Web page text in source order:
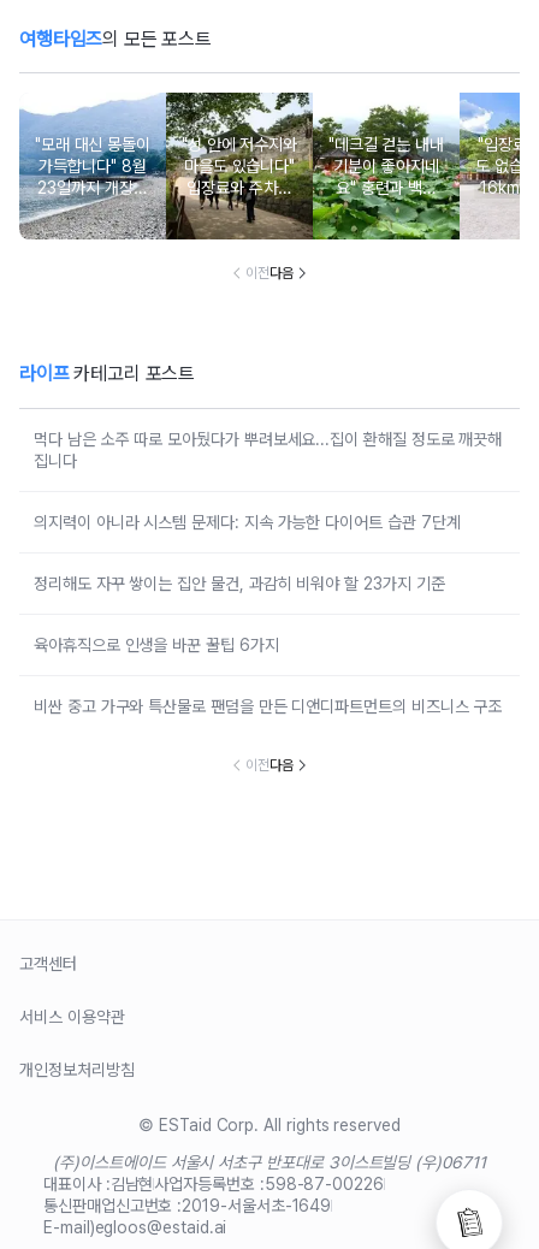
여행타임즈의 모든 포스트
"모래 대신 몽돌이
가득합니다" 8월
23일까지 개장되
는 조용한 몽돌 해
수욕장
"성 안에 저수지와
마을도 있습니다"
입장료와 주차비
도 무료인 성벽 산
책 코스
"데크길 걷는 내내
기분이 좋아지네
요" 홍련과 백련
연꽃이 가득한 입
장료 무료 여행지
"입장료
도 없습
16km
이전다음
라이프카테고리 포스트
먹다 남은 소주 따로 모아뒀다가 뿌려보세요...집이 환해질 정도로 깨끗해
집니다
의지력이 아니라 시스템 문제다: 지속 가능한 다이어트 습관 7단계
정리해도 자꾸 쌓이는 집안 물건, 과감히 비워야 할 23가지 기준
육아휴직으로 인생을 바꾼 꿀팁 6가지
비싼 중고 가구와 특산물로 팬덤을 만든 디앤디파트먼트의 비즈니스 구조
이전다음
고객센터
서비스 이용약관
개인정보처리방침
© ESTaid Corp. All rights reserved
(주)이스트에이드 서울시 서초구 반포대로 3이스트빌딩 (우)06711
대표이사 :김남현사업자등록번호 :598-87-00226
통신판매업신고번호 :2019-서울서초-1649
E-mail)egloos@estaid.ai